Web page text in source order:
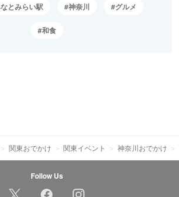
とみらい駅 神奈川 グルメ
和食
関東おでかけ 関東イベント 神奈川おでかけ
Follow Us